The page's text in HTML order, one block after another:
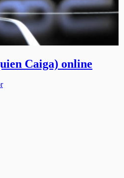
Caiga) online